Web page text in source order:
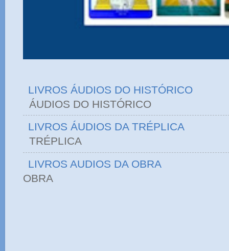
LIVROS ÁUDIOS DO HISTÓRICO
ÁUDIOS DO
LIVROS ÁUDIOS DA TRÉPLICA
TRÉPLICA
LIVROS AUDIOS DA OBRA
OBRA